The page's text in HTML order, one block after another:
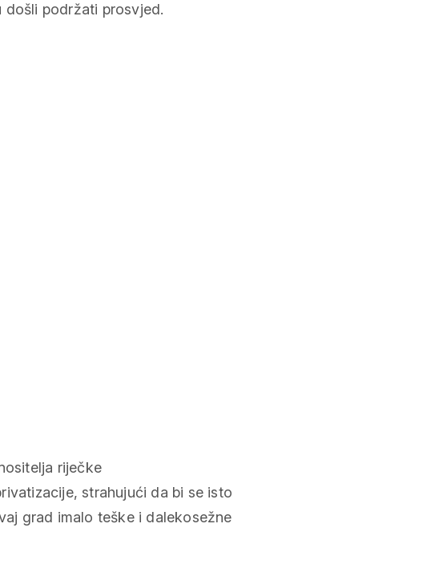
podržati prosvjed.
riječke
strahujući da bi se isto
grad imalo teške i dalekosežne